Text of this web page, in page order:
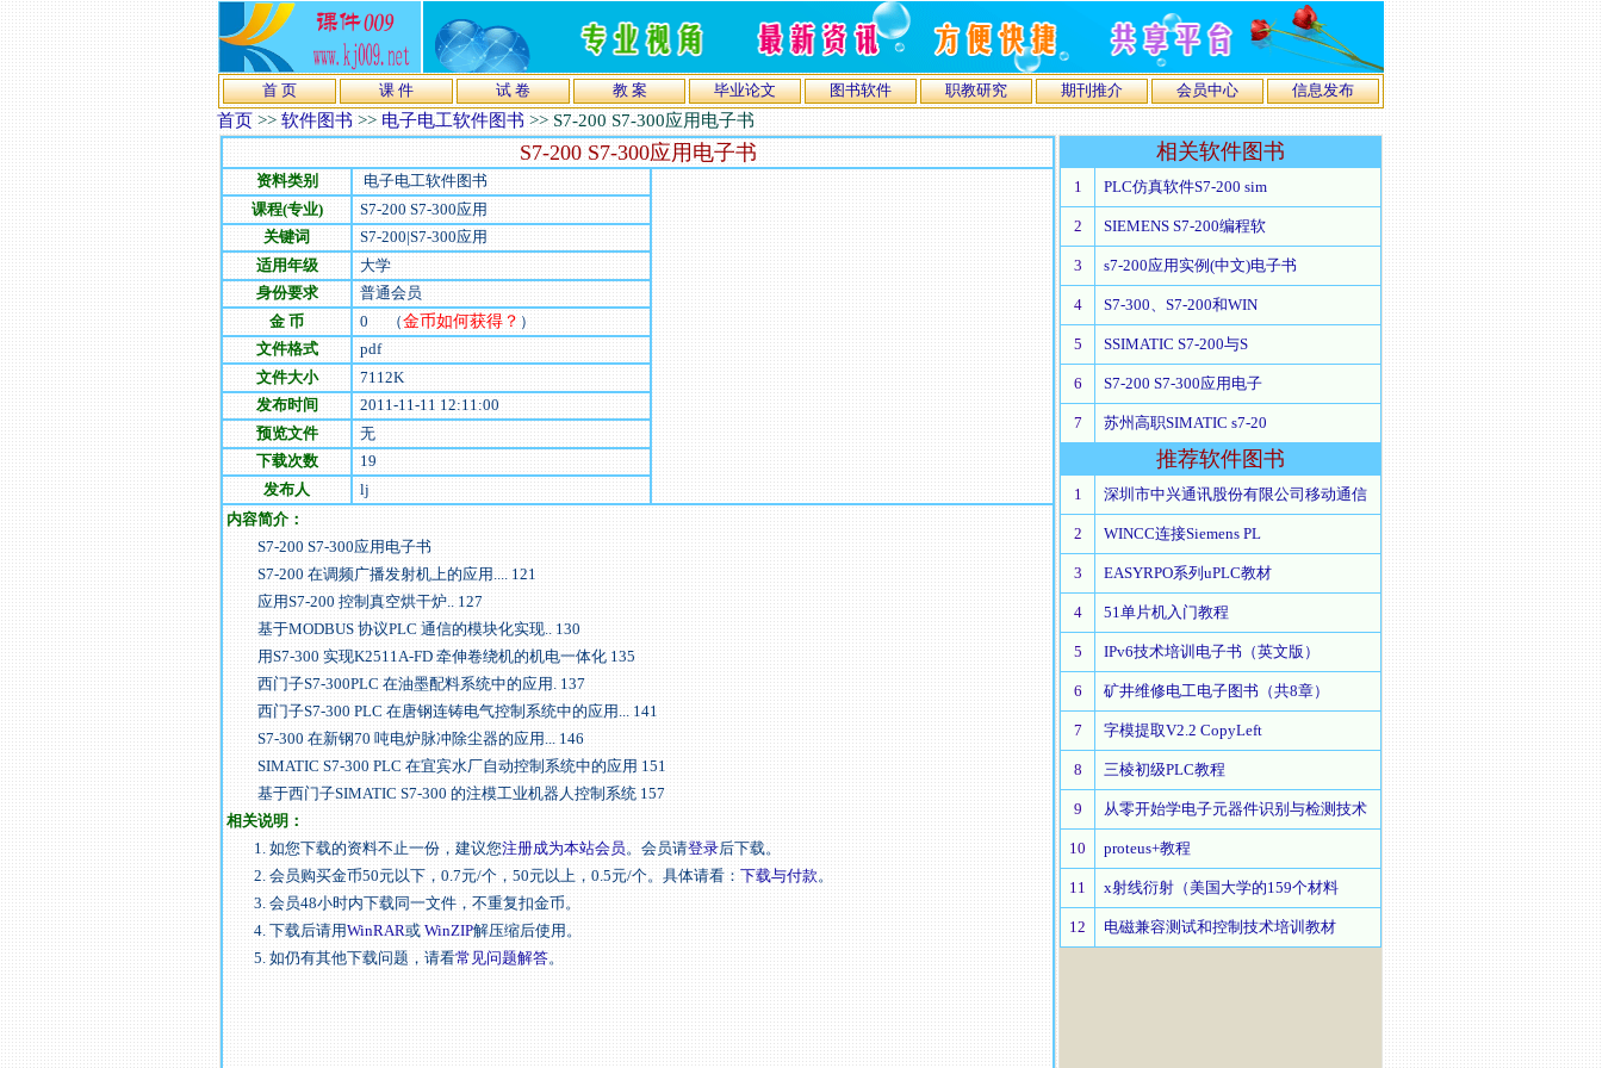
首 页 课 件 试 卷 教 案 毕业论文 图书软件 职教研究 期刊推介 会员中心 信息发布
首页>>软件图书>>电子电工软件图书>>S7-200 S7-300应用电子书
S7-200 S7-300应用电子书
资料类别
电子电工软件图书
课程(专业)
S7-200 S7-300应用
关键词
S7-200|S7-300应用
适用年级
大学
身份要求
普通会员
金 币
0（金币如何获得？）
文件格式
pdf
文件大小
7112K
发布时间
2011-11-11 12:11:00
预览文件
无
下载次数
19
发布人
lj
内容简介：
S7-200 S7-300应用电子书
S7-200 在调频广播发射机上的应用.... 121
应用S7-200 控制真空烘干炉.. 127
基于MODBUS 协议PLC 通信的模块化实现.. 130
用S7-300 实现K2511A-FD 牵伸卷绕机的机电一体化 135
西门子S7-300PLC 在油墨配料系统中的应用. 137
西门子S7-300 PLC 在唐钢连铸电气控制系统中的应用... 141
S7-300 在新钢70 吨电炉脉冲除尘器的应用... 146
SIMATIC S7-300 PLC 在宜宾水厂自动控制系统中的应用 151
基于西门子SIMATIC S7-300 的注模工业机器人控制系统 157
相关说明：
1. 如您下载的资料不止一份，建议您注册成为本站会员。会员请登录后下载。
2. 会员购买金币50元以下，0.7元/个，50元以上，0.5元/个。具体请看：下载与付款。
3. 会员48小时内下载同一文件，不重复扣金币。
4. 下载后请用WinRAR或WinZIP解压缩后使用。
5. 如仍有其他下载问题，请看常见问题解答。
相关软件图书
1 PLC仿真软件S7-200 sim
2 SIEMENS S7-200编程软
3 s7-200应用实例(中文)电子书
4 S7-300、S7-200和WIN
5 SSIMATIC S7-200与S
6 S7-200 S7-300应用电子
7 苏州高职SIMATIC s7-20
推荐软件图书
1 深圳市中兴通讯股份有限公司移动通信
2 WINCC连接Siemens PL
3 EASYRPO系列uPLC教材
4 51单片机入门教程
5 IPv6技术培训电子书（英文版）
6 矿井维修电工电子图书（共8章）
7 字模提取V2.2 CopyLeft
8 三棱初级PLC教程
9 从零开始学电子元器件识别与检测技术
10 proteus+教程
11 x射线衍射（美国大学的159个材料
12 电磁兼容测试和控制技术培训教材